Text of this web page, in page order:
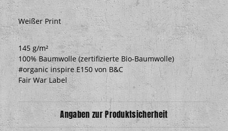
Weißer Print
145 g/m²
100% Baumwolle (zertifizierte Bio-Baumwolle)
#organic inspire E150 von B&C
Fair War Label
Angaben zur Produktsicherheit